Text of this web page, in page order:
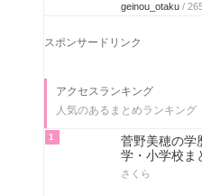
geinou_otaku /
スポンサードリンク
アクセスランキング
人気のあるまとめランキング
1
菅野美穂の学
学・小学校ま
さくら